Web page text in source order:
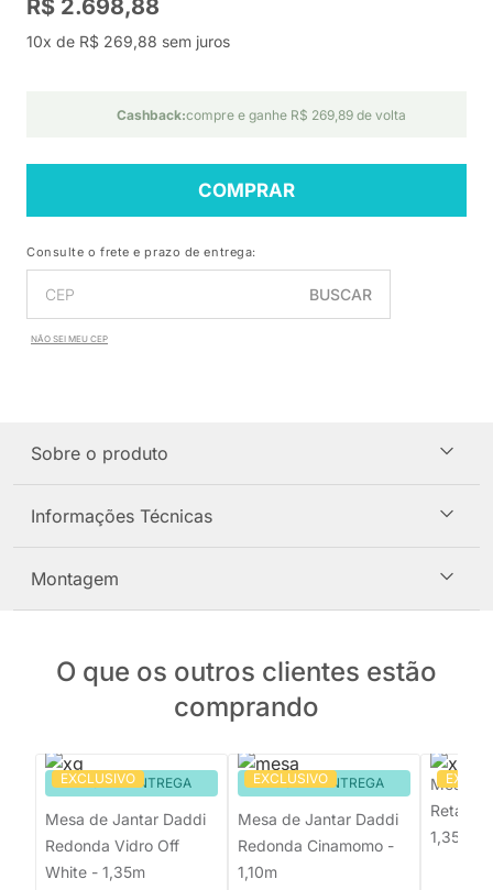
R$ 2.698,88
10x de R$ 269,88 sem juros
Cashback:compre e ganhe R$ 269,89 de volta
COMPRAR
Consulte o frete e prazo de entrega:
BUSCAR
NÃO SEI MEU CEP
Sobre o produto
Informações Técnicas
Montagem
O que os outros clientes estão
comprando
EXCLUSIVO
PRONTA ENTREGA
Mesa de Jantar Daddi
Redonda Vidro Off
White - 1,35m
EXCLUSIVO
PRONTA ENTREGA
Mesa de Jantar Daddi
Redonda Cinamomo -
1,10m
Mesa